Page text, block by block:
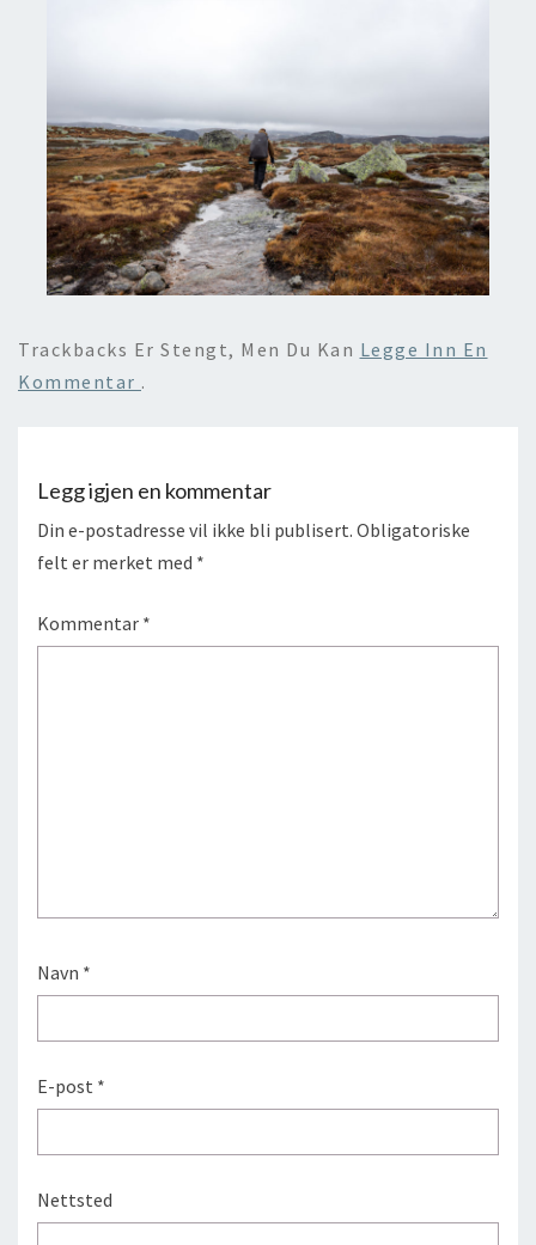
Trackbacks Er Stengt, Men Du Kan Legge Inn En
Kommentar .
Legg igjen en kommentar
Din e-postadresse vil ikke bli publisert. Obligatoriske
felt er merket med *
Kommentar *
Navn *
E-post *
Nettsted